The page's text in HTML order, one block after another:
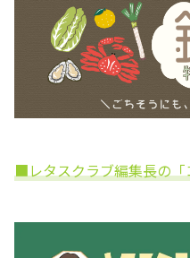
■レタスクラブ編集長の「